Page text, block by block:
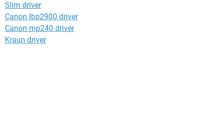
Slim driver
Canon lbp2900 driver
Canon mp240 driver
Kraun driver